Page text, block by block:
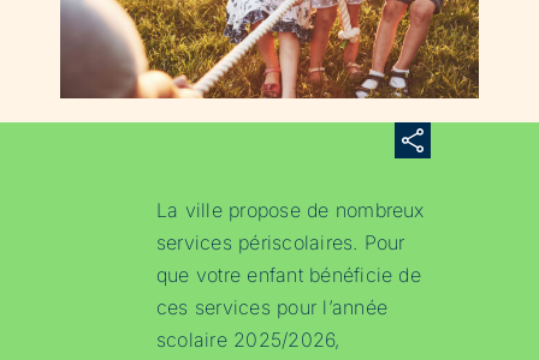
La ville propose de nombreux
services périscolaires. Pour
que votre enfant bénéficie de
ces services pour l’année
scolaire 2025/2026,